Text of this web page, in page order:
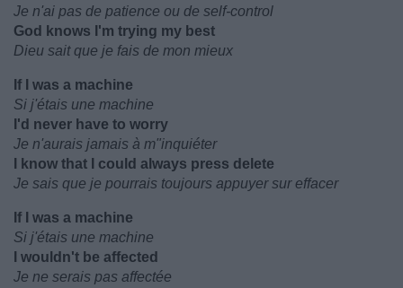
Je n'ai pas de patience ou de self-control
God knows I'm trying my best
Dieu sait que je fais de mon mieux
If I was a machine
Si j'étais une machine
I'd never have to worry
Je n'aurais jamais à m"inquiéter
I know that I could always press delete
Je sais que je pourrais toujours appuyer sur effacer
If I was a machine
Si j'étais une machine
I wouldn't be affected
Je ne serais pas affectée